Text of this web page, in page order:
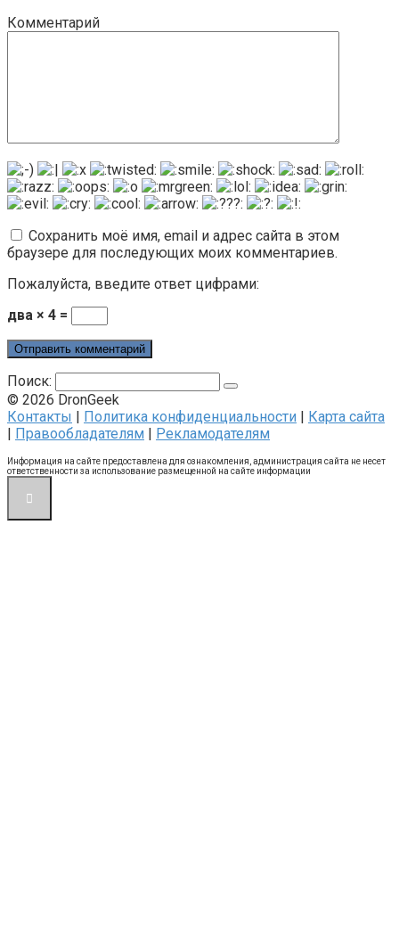
Комментарий
Сохранить моё имя, email и адрес сайта в этом
браузере для последующих моих комментариев.
Пожалуйста, введите ответ цифрами:
два × 4 =
Поиск:
© 2026 DronGeek
Контакты
Политика конфиденциальности
Карта сайта
Правообладателям Рекламодателям
Информация на сайте предоставлена для ознакомления, администрация сайта не несет
ответственности за использование размещенной на сайте информации